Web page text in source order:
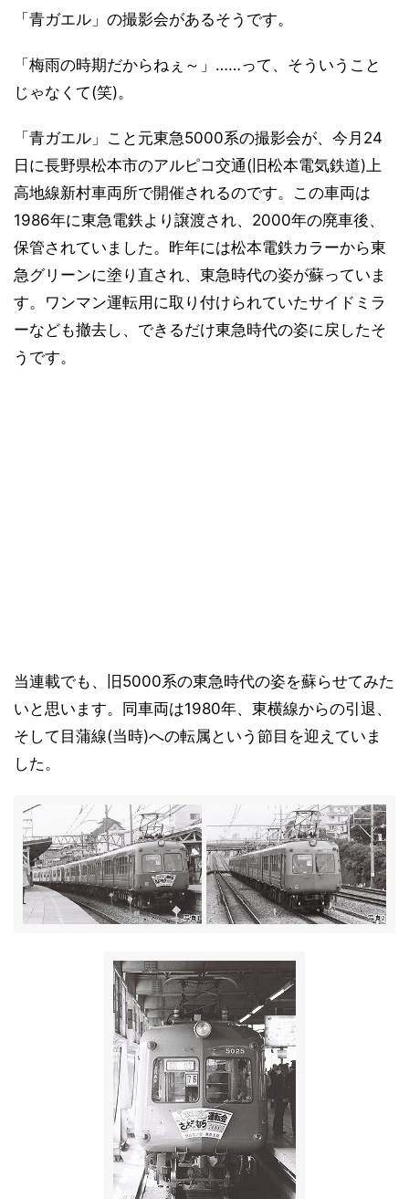
「青ガエル」の撮影会があるそうです。
「梅雨の時期だからねぇ～」……って、そういうこと
じゃなくて(笑)。
「青ガエル」こと元東急5000系の撮影会が、今月24
日に長野県松本市のアルピコ交通(旧松本電気鉄道)上
高地線新村車両所で開催されるのです。この車両は
1986年に東急電鉄より譲渡され、2000年の廃車後、
保管されていました。昨年には松本電鉄カラーから東
急グリーンに塗り直され、東急時代の姿が蘇っていま
す。ワンマン運転用に取り付けられていたサイドミラ
ーなども撤去し、できるだけ東急時代の姿に戻したそ
うです。
当連載でも、旧5000系の東急時代の姿を蘇らせてみた
いと思います。同車両は1980年、東横線からの引退、
そして目蒲線(当時)への転属という節目を迎えていま
した。